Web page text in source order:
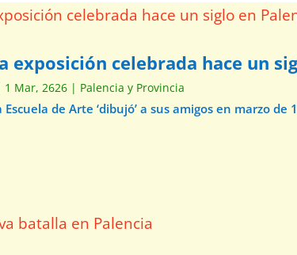
exposición celebrada hace un
1 Mar, 2626 | Palencia y Provincia
de Arte ‘dibujó’ a sus amigos en marzo